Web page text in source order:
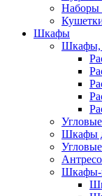
Наборы
Шкафы
Шкафы,
Шкафы
Шкафы-